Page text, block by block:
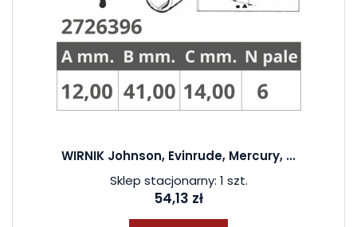
WIRNIK Johnson, Evinrude, Mercury, ...
Sklep stacjonarny: 1 szt.
54,13 zł